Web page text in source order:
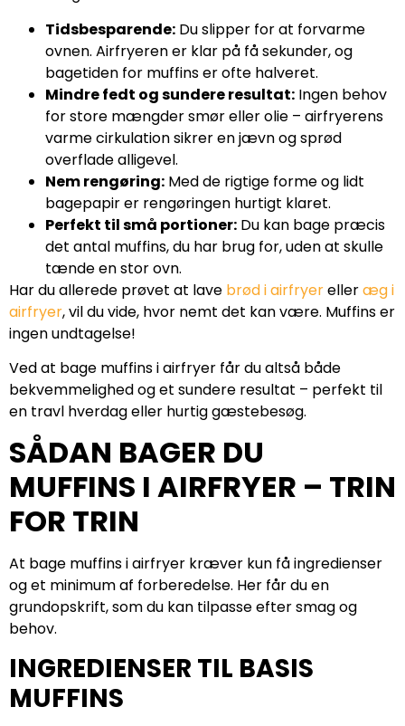
Tidsbesparende: Du slipper for at forvarme
ovnen. Airfryeren er klar på få sekunder, og
bagetiden for muffins er ofte halveret.
Mindre fedt og sundere resultat: Ingen behov
for store mængder smør eller olie – airfryerens
varme cirkulation sikrer en jævn og sprød
overflade alligevel.
Nem rengøring: Med de rigtige forme og lidt
bagepapir er rengøringen hurtigt klaret.
Perfekt til små portioner: Du kan bage præcis
det antal muffins, du har brug for, uden at skulle
tænde en stor ovn.
Har du allerede prøvet at lave brød i airfryerelleræg i
airfryer, vil du vide, hvor nemt det kan være. Muffins er
ingen undtagelse!
Ved at bage muffins i airfryer får du altså både
bekvemmelighed og et sundere resultat – perfekt til
en travl hverdag eller hurtig gæstebesøg.
SÅDAN BAGER DU
MUFFINS I AIRFRYER – TRIN
FOR TRIN
At bage muffins i airfryer kræver kun få ingredienser
og et minimum af forberedelse. Her får du en
grundopskrift, som du kan tilpasse efter smag og
behov.
INGREDIENSER TIL BASIS
MUFFINS